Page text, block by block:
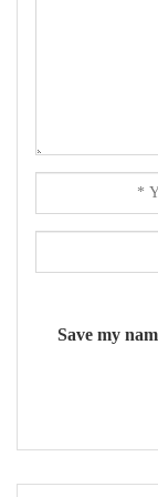
Save my